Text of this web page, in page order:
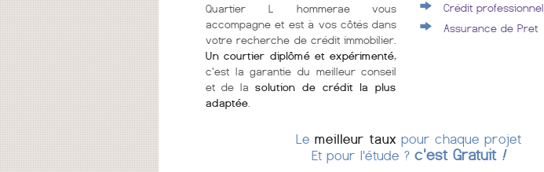
Quartier L hommerae vous
accompagne et est à vos côtés dans
votre recherche de crédit immobilier.
Un courtier diplômé et expérimenté,
c'est la garantie du meilleur conseil
et de la solution de crédit la plus
adaptée
Crédit professionnel
Assurance de Pret
Le meilleur taux pour chaque projet
Et pour l'étude ?c'est Gratuit !